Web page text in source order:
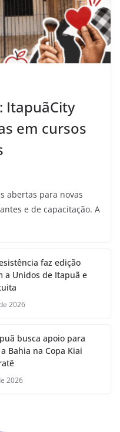
ItapuãCity
em cursos
abertas para novas
e de capacitação. A
faz edição
a Unidos de Itapuã e
2026
busca apoio para
Bahia na Copa Kiai
2026